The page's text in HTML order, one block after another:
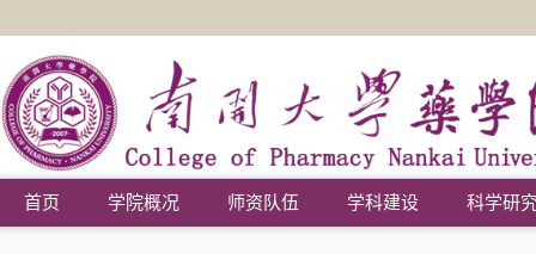
首页 学院概况 师资队伍 学科建设 科学研